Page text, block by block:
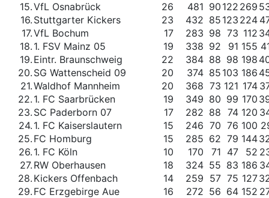
15.VfL Osnabrück 26 481 90 122 269
16. Stuttgarter Kickers 23 432 85 123 224
17.VfL Bochum 17 283 98 73 112
18. 1. FSV Mainz 05 19 338 92 91 155
19. Eintr. Braunschweig 22 384 88 98 198
20. SG Wattenscheid 09 20 374 85 103 186
21.Waldhof Mannheim 20 368 73 121 174
22. 1. FC Saarbrücken 19 349 80 99 170
23. SC Paderborn 07 17 282 88 74 120
24. 1. FC Kaiserslautern 15 246 70 76 100
25. FC Homburg 15 285 62 79 144
26. 1. FC Köln 10 170 71 47 52
27. RW Oberhausen 18 324 55 83 186
28. Kickers Offenbach 14 259 57 75 127
29. FC Erzgebirge Aue 16 272 56 64 152